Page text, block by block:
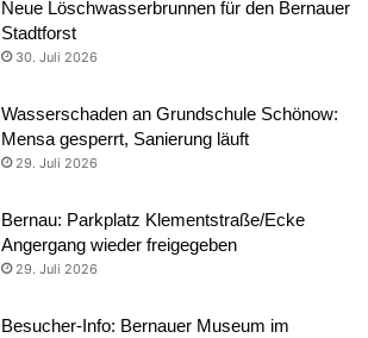
Neue Löschwasserbrunnen für den Bernauer
Stadtforst
30. Juli 2026
Wasserschaden an Grundschule Schönow:
Mensa gesperrt, Sanierung läuft
29. Juli 2026
Bernau: Parkplatz Klementstraße/Ecke
Angergang wieder freigegeben
29. Juli 2026
Besucher-Info: Bernauer Museum im